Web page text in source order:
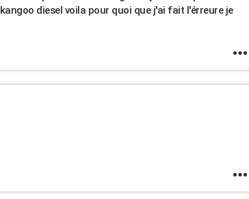
diesel voila pour quoi que j'ai fait l'érreure je